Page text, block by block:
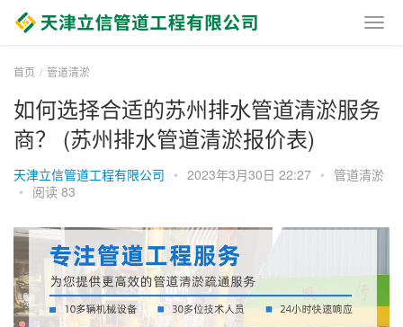
首页 管道清淤
如何选择合适的苏州排水管道清淤服务
商？ (苏州排水管道清淤报价表)
天津立信管道工程有限公司 • 2023年3月30日 22:27 • 管道清淤
• 阅读 83